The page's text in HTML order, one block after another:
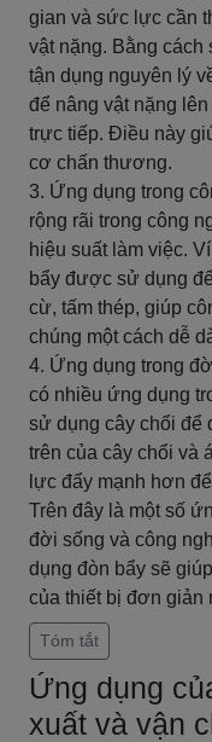
gian và sức lực cần
vật nặng. Bằng
tận dụng nguyên lý
để nâng vật nặng
trực tiếp. Điều này
cơ chấn thương.
3. Ứng dụng trong
rộng rãi trong công
hiệu suất làm việc.
bẩy được sử dụng
cừ, tấm thép, giúp
chúng một cách dễ
4. Ứng dụng trong
có nhiều ứng dụng
sử dụng cây chổi để
trên của cây chổi và
lực đẩy mạnh hơn
Trên đây là một số
đời sống và công
dụng đòn bẩy sẽ
của thiết bị đơn giản
Tóm tắt
Ứng dụng
xuất và vận